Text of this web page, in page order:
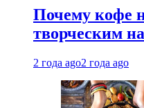
Почему кофе
творческим
2 года ago2 года ago